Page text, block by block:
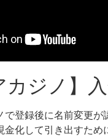
カジノ】
で登録後に名前変更
金化して引き出すた